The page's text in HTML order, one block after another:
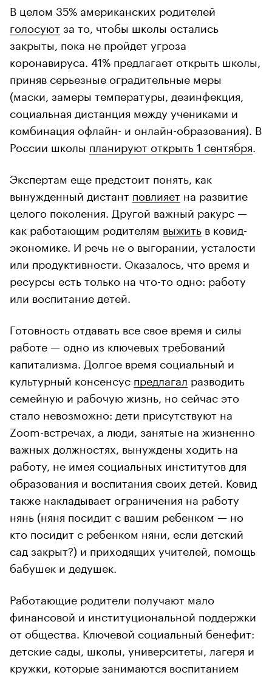
В целом 35% американских родителей
голосуютза то, чтобы школы остались
закрыты, пока не пройдет угроза
коронавируса. 41% предлагает открыть школы,
приняв серьезные оградительные меры
(маски, замеры температуры, дезинфекция,
социальная дистанция между учениками и
комбинация офлайн- и онлайн-образования). В
России школы планируют открыть 1 сентября
Экспертам еще предстоит понять, как
вынужденный дистант повлияет на развитие
целого поколения. Другой важный ракурс —
как работающим родителям выжить в ковид-
экономике. И речь не о выгорании, усталости
или продуктивности. Оказалось, что время и
ресурсы есть только на что-то одно: работу
или воспитание детей.
Готовность отдавать все свое время и силы
работе — одно из ключевых требований
капитализма. Долгое время социальный и
культурный консенсус предлагал разводить
семейную и рабочую жизнь, но сейчас это
стало невозможно: дети присутствуют на
Zoom-встречах, а люди, занятые на жизненно
важных должностях, вынуждены ходить на
работу, не имея социальных институтов для
образования и воспитания своих детей. Ковид
также накладывает ограничения на работу
нянь (няня посидит с вашим ребенком — но
кто посидит с ребенком няни, если детский
сад закрыт?) и приходящих учителей, помощь
бабушек и дедушек.
Работающие родители получают мало
финансовой и институциональной поддержки
от общества. Ключевой социальный бенефит:
детские сады, школы, университеты, лагеря и
кружки, которые занимаются воспитанием